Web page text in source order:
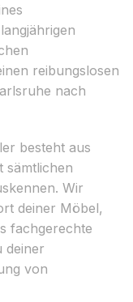
reibungslosen
nach
besteht aus
sämtlichen
Wir
deiner Möbel,
fachgerechte
deiner
von